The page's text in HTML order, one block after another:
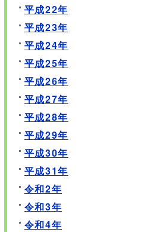
平成22年
平成23年
平成24年
平成25年
平成26年
平成27年
平成28年
平成29年
平成30年
平成31年
令和2年
令和3年
令和4年